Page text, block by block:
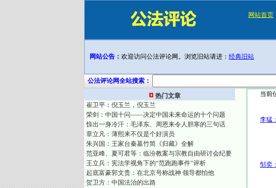
网站首页
网站公告： 欢迎访问公法评论网。浏览旧站请进： 经典旧站
公法评论网全站搜索：
热门文章
崔卫平：倪玉兰，倪玉兰
荣剑：中国十问——决定中国未来命运的十个问题
惊出一身冷汗：毛泽东、周恩来令人胆寒的三句话
章立凡：薄熙来不仅是个好演员
朱兴国：王家台秦墓竹简《归藏》全解
范亚峰、夏可君等：临汾教案与宗教自由研讨会纪要
王立兵：宪法学视角下的“范跑跑事件”评析
起底富豪郭文贵：在北京号称战神 领导都怕他
贺卫方：中国法治的出路
当前
李猛
邹奕